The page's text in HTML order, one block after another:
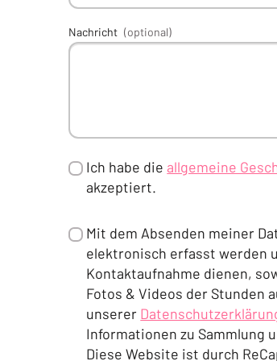
Nachricht (optional)
Ich habe die allgemeine
akzeptiert.
Mit dem Absenden meiner
elektronisch erfasst werden
Kontaktaufnahme dienen,
Fotos & Videos der Stunden
unserer
(Öffnet in einem
Informationen zu Sammlung
Diese Website ist durch